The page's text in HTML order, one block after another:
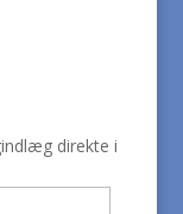
direkte i